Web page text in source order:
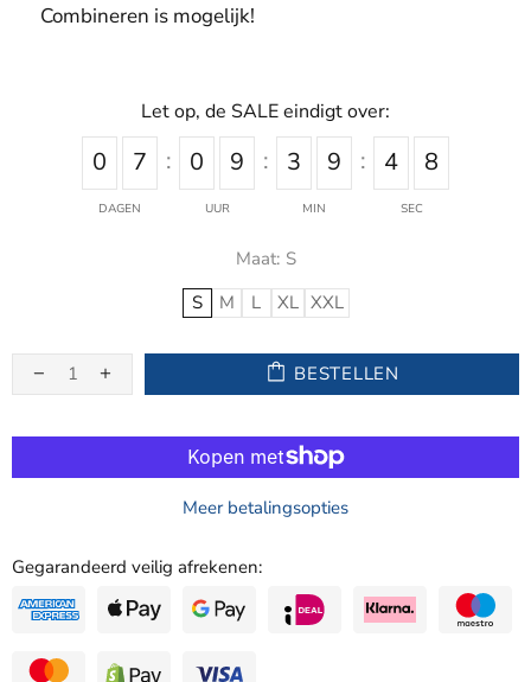
Combineren is mogelijk!
0 7
DAGEN
0 9
UUR
3 9
MIN
4 8
SEC
Let op, de SALE eindigt over:
Maat: S
S
M L XL XXL
BESTELLEN
Meer betalingsopties
Gegarandeerd veilig afrekenen: